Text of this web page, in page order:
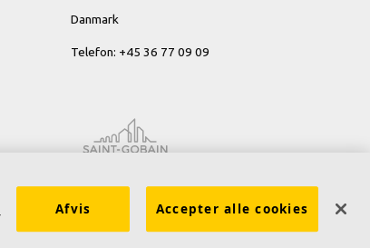
Danmark
Telefon: +45 36 77 09 09
Afvis Accepter alle cookies